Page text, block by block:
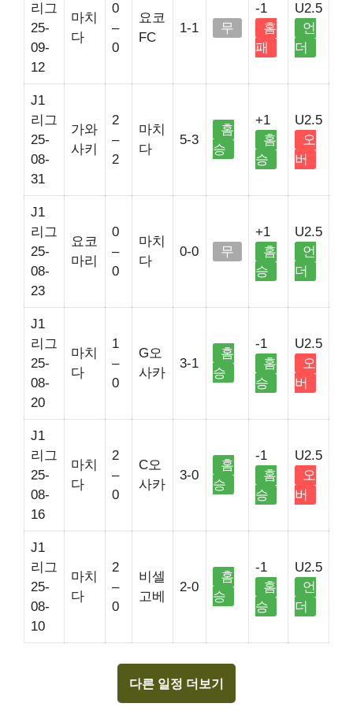
리그
25-
09-
12
마치
다
0
–
0
요코
FC
1-1 무
-1
홈
패
U2.5
언
더
J1
리그
25-
08-
31
가와
사키
2
–
2
마치
다
5-3
홈
승
+1
홈
승
U2.5
오
버
J1
리그
25-
08-
23
요코
마리
0
–
0
마치
다
0-0 무
+1
홈
승
U2.5
언
더
J1
리그
25-
08-
20
마치
다
1
–
0
G오
사카
3-1
홈
승
-1
홈
승
U2.5
오
버
J1
리그
25-
08-
16
마치
다
2
–
0
C오
사카
3-0
홈
승
-1
홈
승
U2.5
오
버
J1
리그
25-
08-
10
마치
다
2
–
0
비셀
고베
2-0
홈
승
-1
홈
승
U2.5
언
더
다른 일정 더보기